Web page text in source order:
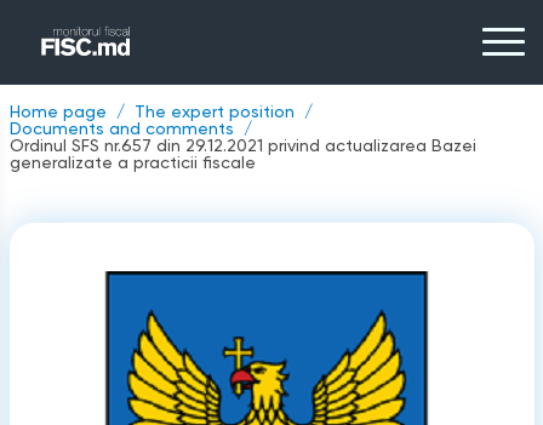
Home page
The expert position
Documents and comments
Ordinul SFS nr.657 din 29.12.2021 privind actualizarea Bazei
generalizate a practicii fiscale